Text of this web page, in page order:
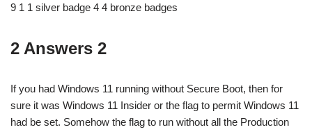
9 1 1 silver badge 4 4 bronze badges
2 Answers 2
If you had Windows 11 running without Secure Boot, then for
sure it was Windows 11 Insider or the flag to permit Windows 11
had be set. Somehow the flag to run without all the Production